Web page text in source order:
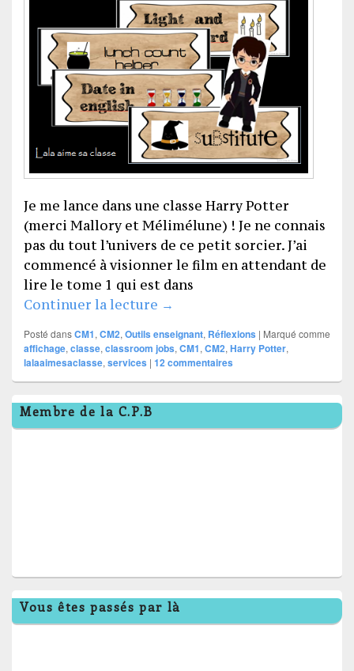
Je me lance dans une classe Harry Potter
(merci Mallory et Mélimélune) ! Je ne connais
pas du tout l’univers de ce petit sorcier. J’ai
commencé à visionner le film en attendant de
lire le tome 1 qui est dans
Continuer la lecture Affichage de classe Harry
→
Posté dansCM1, CM2, Outils enseignant, Réflexions | Marqué comme
affichage, classe, classroom jobs, CM1, CM2, Harry Potter,
lalaaimesaclasse, services | 12commentaires
Zone
principale
de
Membre de la C.P.B
Vous êtes passés par là